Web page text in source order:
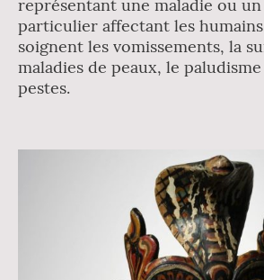
représentant une maladie ou
particulier affectant les
soignent les vomissements, la
maladies de peaux, le
pestes.